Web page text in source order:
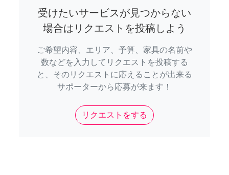
受けたいサービスが見つからない
場合はリクエストを投稿しよう
ご希望内容、エリア、予算、家具の名前や
数などを入力してリクエストを投稿する
と、そのリクエストに応えることが出来る
サポーターから応募が来ます！
リクエストをする